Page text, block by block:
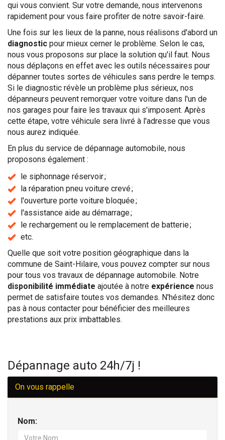
qui vous convient. Sur votre demande, nous intervenons
rapidement pour vous faire profiter de notre savoir-faire.
Une fois sur les lieux de la panne, nous réalisons d'abord un
diagnostic pour mieux cerner le problème. Selon le cas,
nous vous proposons sur place la solution qu'il faut. Nous
nous déplaçons en effet avec les outils nécessaires pour
dépanner toutes sortes de véhicules sans perdre le temps.
Si le diagnostic révèle un problème plus sérieux, nos
dépanneurs peuvent remorquer votre voiture dans l'un de
nos garages pour faire les travaux qui s'imposent. Après
cette étape, votre véhicule sera livré à l'adresse que vous
nous aurez indiquée.
En plus du service de dépannage automobile, nous
proposons également :
le siphonnage réservoir ;
la réparation pneu voiture crevé ;
l'ouverture porte voiture bloquée ;
l'assistance aide au démarrage ;
le rechargement ou le remplacement de batterie ;
etc.
Quelle que soit votre position géographique dans la
commune de Saint-Hilaire, vous pouvez compter sur nous
pour tous vos travaux de dépannage automobile. Notre
disponibilité immédiate ajoutée à notre expérience nous
permet de satisfaire toutes vos demandes. N'hésitez donc
pas à nous contacter pour bénéficier des meilleures
prestations aux prix imbattables.
Dépannage auto 24h/7j !
On vous rappelle
Nom: